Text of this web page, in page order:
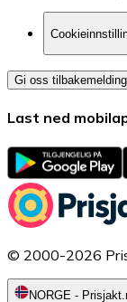
Gi oss tilbakemelding
Last ned
© 2000-2026
NORGE -